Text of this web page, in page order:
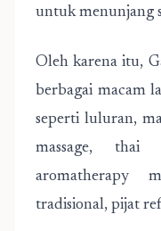
untuk menunjang
Oleh karena itu,
berbagai macam
seperti luluran,
massage, thai
aromatherapy
tradisional, pijat